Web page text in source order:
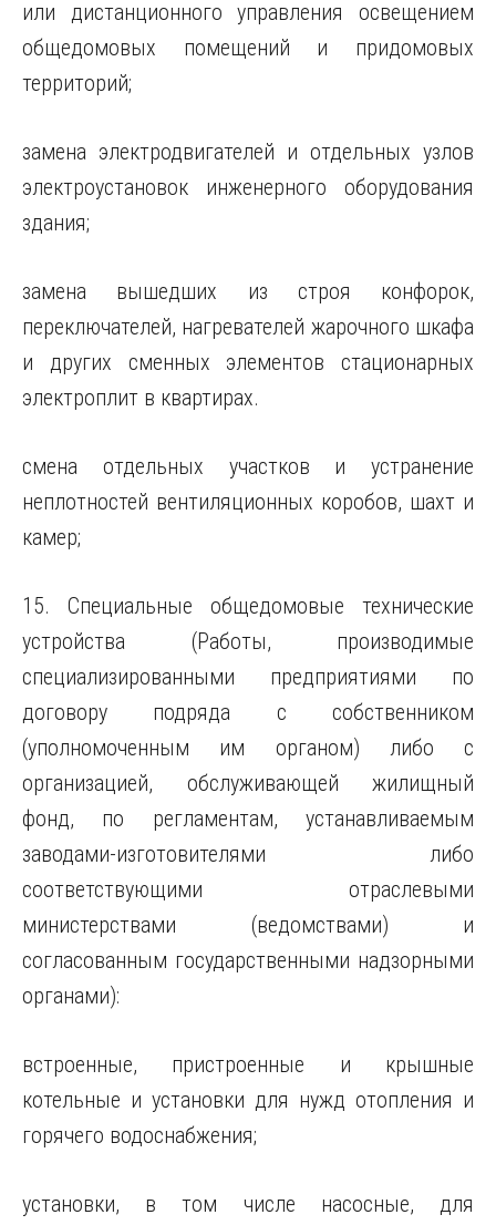
или дистанционного управления освещением
общедомовых помещений и придомовых
территорий;
замена электродвигателей и отдельных узлов
электроустановок инженерного оборудования
здания;
замена вышедших из строя конфорок,
переключателей, нагревателей жарочного шкафа
и других сменных элементов стационарных
электроплит в квартирах.
смена отдельных участков и устранение
неплотностей вентиляционных коробов, шахт и
камер;
15. Специальные общедомовые технические
устройства (Работы, производимые
специализированными предприятиями по
договору подряда с собственником
(уполномоченным им органом) либо с
организацией, обслуживающей жилищный
фонд, по регламентам, устанавливаемым
заводами-изготовителями либо
соответствующими отраслевыми
министерствами (ведомствами) и
согласованным государственными надзорными
органами):
встроенные, пристроенные и крышные
котельные и установки для нужд отопления и
горячего водоснабжения;
установки, в том числе насосные, для